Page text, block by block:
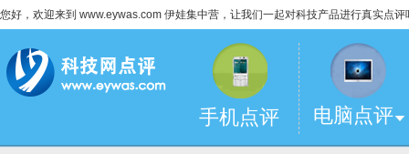
您好，欢迎来到 www.eywas.com 伊娃集中营，让我们一起对科技产品进行真实点评
手机点评 电脑点评